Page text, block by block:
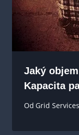
Jaký
Kapacita
Od Grid Services